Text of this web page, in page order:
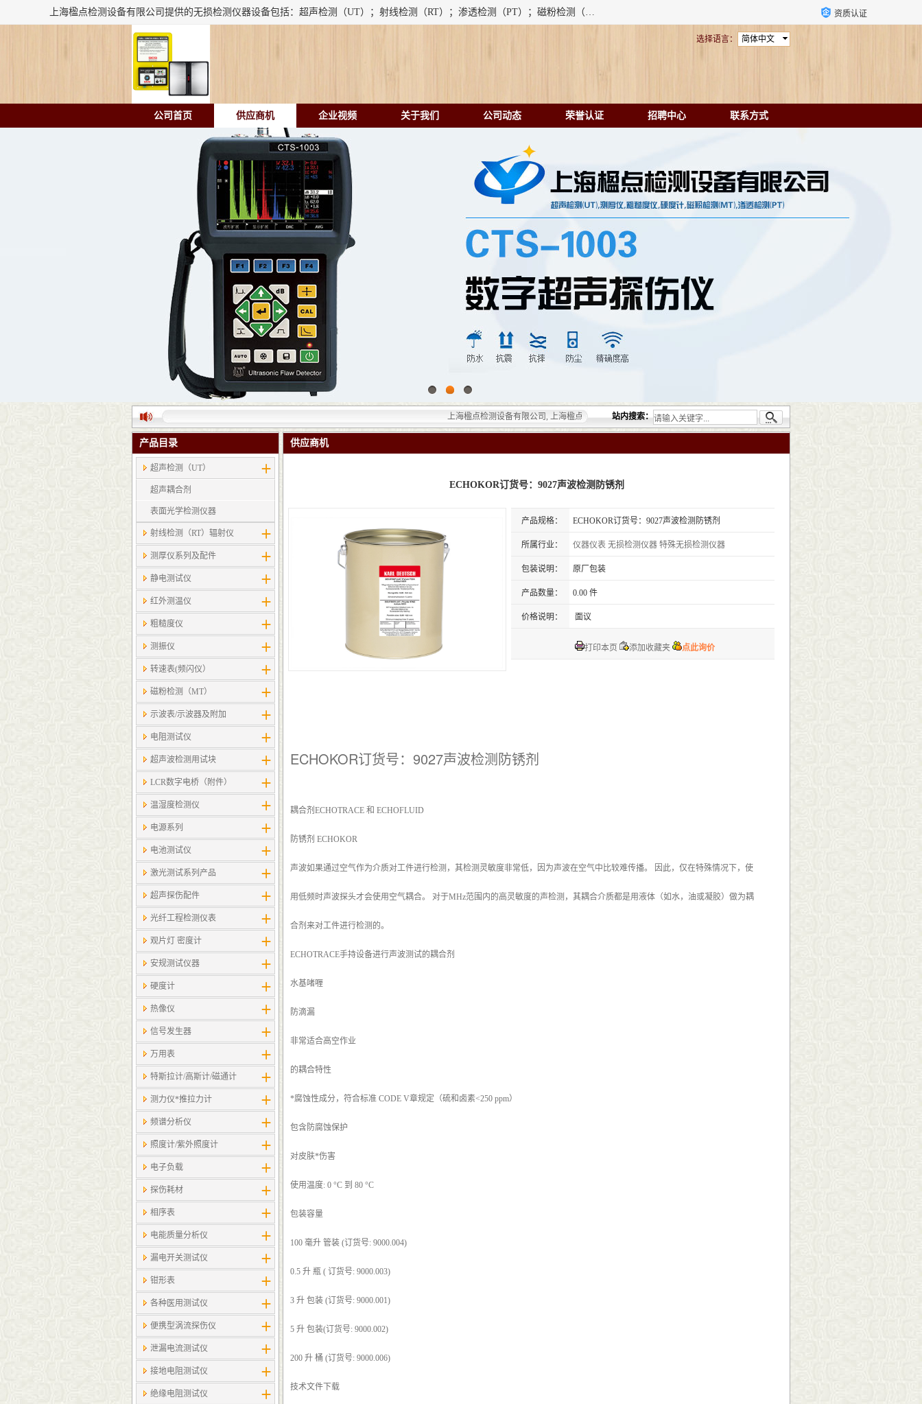
上海楹点检测设备有限公司提供的无损检测仪器设备包括：超声检测（UT）；射线检测（RT）；渗透检测（PT）；磁粉检测（MT）；涡流检测（ET）；化学用品（CH）、超声波相控阵、超声波测厚仪、超声导波、超声TOFD探伤仪、超声波探头、涡流探伤仪、涡流探头、涡流阵列、磁粉探伤机。代理以下品牌：汕超、美国GE(德国KK）、奥林巴斯（Olympus NDT）、美国磁通（Magnaflux）、DAKOTA等； 资质认证
简体中文
选择语言：
公司首页 供应商机 企业视频 关于我们 公司动态 荣誉认证 招聘中心 联系方式
上海楹点检测设备有限公司, 上海楹点检测设备有限公司提供的无损检测仪器设备包括：超声检测（UT）；射线检测（RT）；渗透检
站内搜索：
产品目录
超声检测（UT）
超声耦合剂
表面光学检测仪器
射线检测（RT）辐射仪
测厚仪系列及配件
静电测试仪
红外测温仪
粗糙度仪
测振仪
转速表(频闪仪）
磁粉检测（MT）
示波表/示波器及附加
电阻测试仪
超声波检测用试块
LCR数字电桥（附件）
温湿度检测仪
电源系列
电池测试仪
激光测试系列产品
超声探伤配件
光纤工程检测仪表
观片灯 密度计
安规测试仪器
硬度计
热像仪
信号发生器
万用表
特斯拉计/高斯计​/磁通计
测力仪*推拉力计
频谱分析仪
照度计/紫外照度计
电子负载
探伤耗材
相序表
电能质量分析仪
漏电开关测试仪
钳形表
各种医用测试仪
便携型涡流探伤仪
泄漏电流测试仪
接地电阻测试仪
绝缘电阻测试仪
供应商机
ECHOKOR订货号：9027声波检测防锈剂
产品规格： ECHOKOR订货号：9027声波检测防锈剂
所属行业： 仪器仪表 无损检测仪器 特殊无损检测仪器
包装说明： 原厂包装
产品数量： 0.00 件
价格说明： 面议
打印本页 添加收藏夹 点此询价
ECHOKOR订货号：9027声波检测防锈剂
耦合剂ECHOTRACE 和 ECHOFLUID
防锈剂 ECHOKOR
声波如果通过空气作为介质对工件进行检测，其检测灵敏度非常低，因为声波在空气中比较难传播。 因此，仅在特殊情况下，使
用低频时声波探头才会使用空气耦合。 对于MHz范围内的高灵敏度的声检测，其耦合介质都是用液体（如水，油或凝胶）做为耦
合剂来对工件进行检测的。
ECHOTRACE手持设备进行声波测试的耦合剂
水基啫喱
防滴漏
非常适合高空作业
的耦合特性
*腐蚀性成分，符合标准 CODE V章规定（硫和卤素<250 ppm）
包含防腐蚀保护
对皮肤*伤害
使用温度: 0 °C 到 80 °C
包装容量
100 毫升 管装 (订货号: 9000.004)
0.5 升 瓶 ( 订货号: 9000.003)
3 升 包装 (订货号: 9000.001)
5 升 包装(订货号: 9000.002)
200 升 桶 (订货号: 9000.006)
技术文件下载